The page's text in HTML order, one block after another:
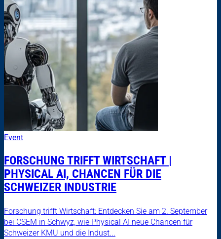
Event
FORSCHUNG TRIFFT WIRTSCHAFT |
PHYSICAL AI, CHANCEN FÜR DIE
SCHWEIZER INDUSTRIE
Forschung trifft Wirtschaft: Entdecken Sie am 2. September
bei CSEM in Schwyz, wie Physical AI neue Chancen für
Schweizer KMU und die Indust...